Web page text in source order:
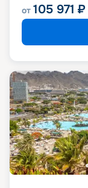
от 105 971 ₽